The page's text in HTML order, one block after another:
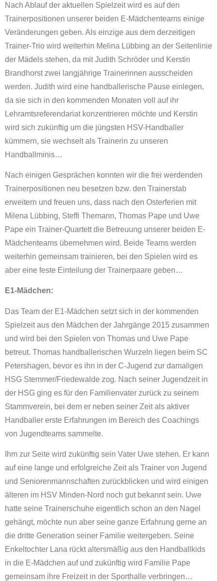
Nach Ablauf der aktuellen Spielzeit wird es auf den
Trainerpositionen unserer beiden E-Mädchenteams einige
Veränderungen geben. Als einzige aus dem derzeitigen
Trainer-Trio wird weiterhin Melina Lübbing an der Seitenlinie
der Mädels stehen, da mit Judith Schröder und Kerstin
Brandhorst zwei langjährige Trainerinnen ausscheiden
werden. Judith wird eine handballerische Pause einlegen,
da sie sich in den kommenden Monaten voll auf ihr
Lehramtsreferendariat konzentrieren möchte und Kerstin
wird sich zukünftig um die jüngsten HSV-Handballer
kümmern, sie wechselt als Trainerin zu unseren
Handballminis…
Nach einigen Gesprächen konnten wir die frei werdenden
Trainerpositionen neu besetzen bzw. den Trainerstab
erweitern und freuen uns, dass nach den Osterferien mit
Milena Lübbing, Steffi Themann, Thomas Pape und Uwe
Pape ein Trainer-Quartett die Betreuung unserer beiden E-
Mädchenteams übernehmen wird. Beide Teams werden
weiterhin gemeinsam trainieren, bei den Spielen wird es
aber eine feste Einteilung der Trainerpaare geben…
E1-Mädchen:
Das Team der E1-Mädchen setzt sich in der kommenden
Spielzeit aus den Mädchen der Jahrgänge 2015 zusammen
und wird bei den Spielen von Thomas und Uwe Pape
betreut. Thomas handballerischen Wurzeln liegen beim SC
Petershagen, bevor es ihn in der C-Jugend zur damaligen
HSG Stemmer/Friedewalde zog. Nach seiner Jugendzeit in
der HSG ging es für den Familienvater zurück zu seinem
Stammverein, bei dem er neben seiner Zeit als aktiver
Handballer erste Erfahrungen im Bereich des Coachings
von Jugendteams sammelte.
Ihm zur Seite wird zukünftig sein Vater Uwe stehen. Er kann
auf eine lange und erfolgreiche Zeit als Trainer von Jugend
und Seniorenmannschaften zurückblicken und wird einigen
älteren im HSV Minden-Nord noch gut bekannt sein. Uwe
hatte seine Trainerschuhe eigentlich schon an den Nagel
gehängt, möchte nun aber seine ganze Erfahrung gerne an
die dritte Generation seiner Familie weitergeben. Seine
Enkeltochter Lana rückt altersmäßig aus den Handballkids
in die E-Mädchen auf und zukünftig wird Familie Pape
gemeinsam ihre Freizeit in der Sporthalle verbringen…